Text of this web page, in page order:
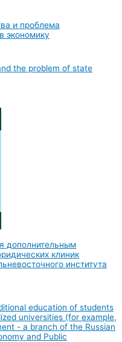
и проблема
экономику
the problem of state
дополнительным
клиник
института
education of students
universities (for example,
- a branch of the Russian
and Public